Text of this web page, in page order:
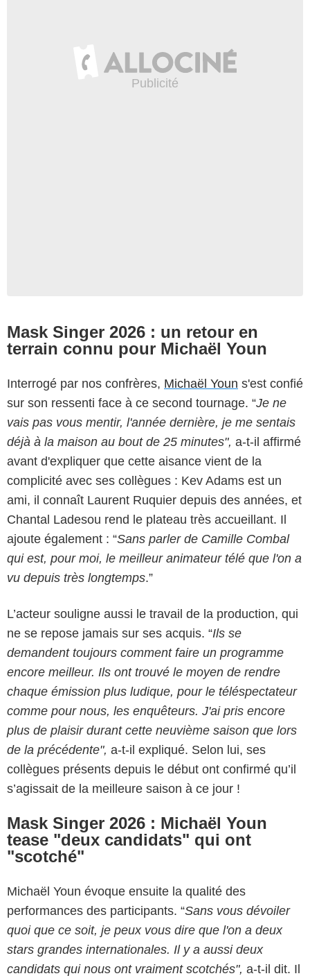
Mask Singer 2026 : un retour en
terrain connu pour Michaël Youn
Interrogé par nos confrères, Michaël Youn s'est confié
sur son ressenti face à ce second tournage. “Je ne
vais pas vous mentir, l'année dernière, je me sentais
déjà à la maison au bout de 25 minutes", a-t-il affirmé
avant d'expliquer que cette aisance vient de la
complicité avec ses collègues : Kev Adams est un
ami, il connaît Laurent Ruquier depuis des années, et
Chantal Ladesou rend le plateau très accueillant. Il
ajoute également : “Sans parler de Camille Combal
qui est, pour moi, le meilleur animateur télé que l'on a
vu depuis très longtemps.”
L’acteur souligne aussi le travail de la production, qui
ne se repose jamais sur ses acquis. “Ils se
demandent toujours comment faire un programme
encore meilleur. Ils ont trouvé le moyen de rendre
chaque émission plus ludique, pour le téléspectateur
comme pour nous, les enquêteurs. J'ai pris encore
plus de plaisir durant cette neuvième saison que lors
de la précédente", a-t-il expliqué. Selon lui, ses
collègues présents depuis le début ont confirmé qu’il
s’agissait de la meilleure saison à ce jour !
Mask Singer 2026 : Michaël Youn
tease "deux candidats" qui ont
"scotché"
Michaël Youn évoque ensuite la qualité des
performances des participants. “Sans vous dévoiler
quoi que ce soit, je peux vous dire que l'on a deux
stars grandes internationales. Il y a aussi deux
candidats qui nous ont vraiment scotchés", a-t-il dit. Il